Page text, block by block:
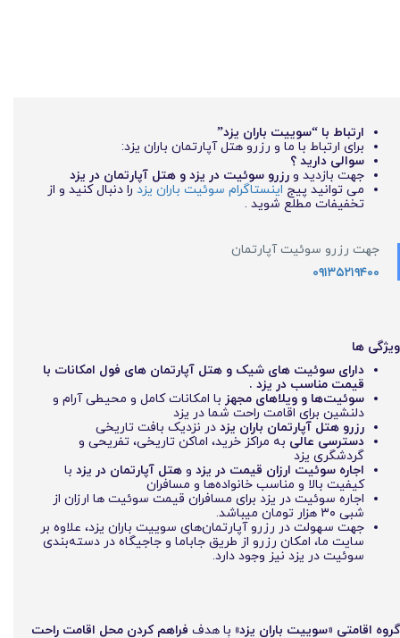
ارتباط با “سوییت باران یزد”
برای ارتباط با ما و رزرو هتل آپارتمان باران یزد:
سوالی دارید ؟
جهت بازدید و رزرو سوئیت در یزد و هتل آپارتمان در یزد
می توانید پیج اینستاگرام سوئیت باران یزد را دنبال کنید و از
تخفیفات مطلع شوید .
جهت رزرو سوئیت آپارتمان
۰۹۱۳۵۲۱۹۴۰۰
ویژگی ها
دارای سوئیت های شیک و هتل آپارتمان های فول امکانات با
قیمت مناسب در یزد .
سوئیت‌ها و ویلاهای مجهز با امکانات کامل و محیطی آرام و
دلنشین برای اقامت راحت شما در یزد
رزرو هتل آپارتمان باران یزد در نزدیک بافت تاریخی
دسترسی عالی به مراکز خرید، اماکن تاریخی، تفریحی و
گردشگری یزد
اجاره سوئیت ارزان قیمت در یزد و هتل آپارتمان در یزد با
کیفیت بالا و مناسب خانواده‌ها و مسافران
اجاره سوئیت در یزد برای مسافران قیمت سوئیت ها ارزان از
شبی ۳۰ هزار تومان میباشد.
جهت سهولت در رزرو آپارتمان‌های سوییت باران یزد، علاوه بر
سایت ما، امکان رزرو از طریق جاباما و جاجیگاه در دسته‌بندی
سوئیت در یزد نیز وجود دارد.
گروه اقامتی «سوییت باران یزد» با هدف فراهم کردن محل اقامت راحت